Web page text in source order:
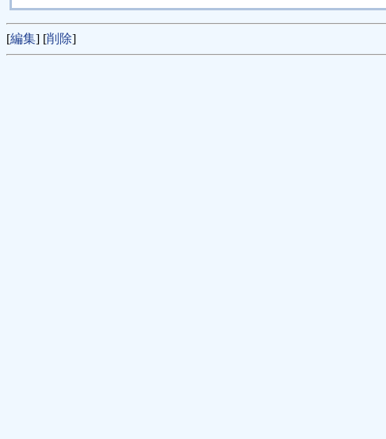
[編集] [削除]